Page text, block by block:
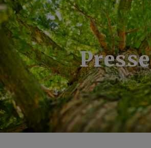
Presse